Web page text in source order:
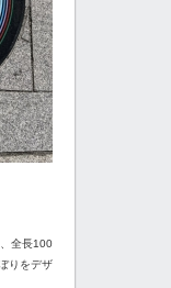
全長100
りをデザ